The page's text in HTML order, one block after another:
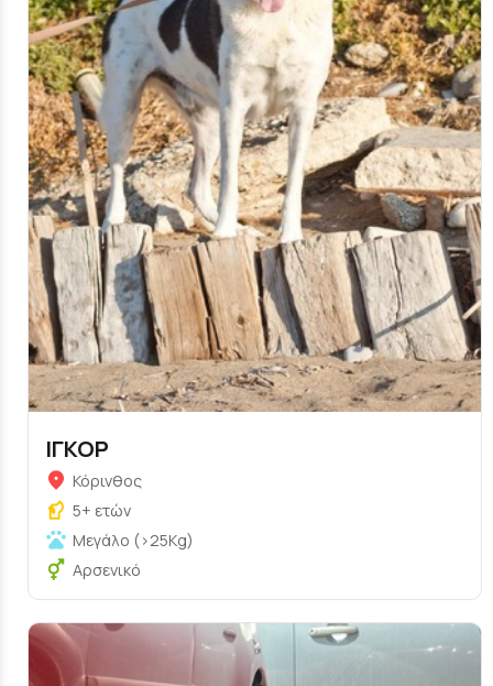
ΙΓΚΟΡ
Κόρινθος
5+ ετών
Μεγάλο (>25Kg)
Αρσενικό